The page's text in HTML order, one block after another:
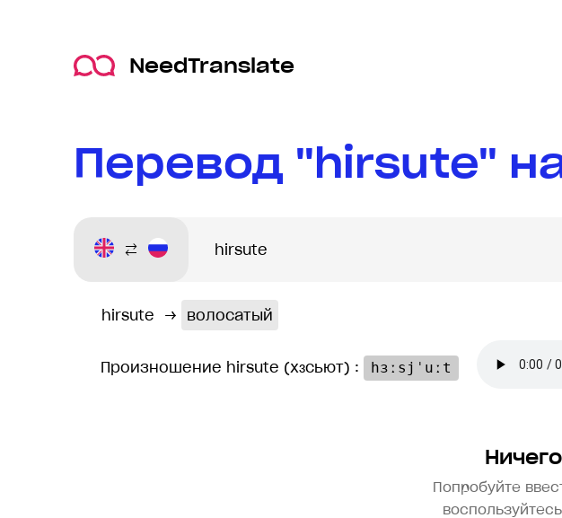
NeedTranslate
Перевод "hirsute"
hirsute → волосатый
Произношение hirsute (хɜсьют) : hɜːsjˈuːt
Попробуйте